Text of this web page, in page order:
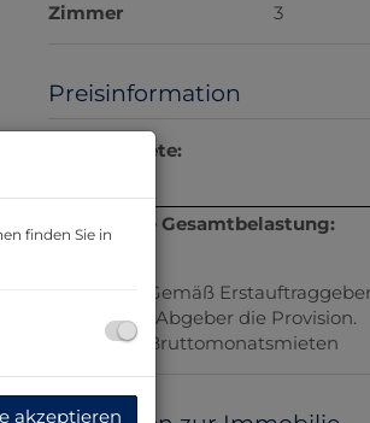
Zimmer 3
Preisinformation
Gesamtmiete:
monatliche Gesamtbelastung:
Gemäß
bezahlt der Abgeber die Provision.
Kaution: 5 Bruttomonatsmieten
finden Sie in
akzeptieren